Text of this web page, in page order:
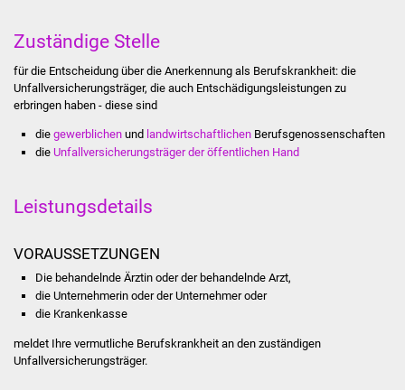
Bürger & Service
Was erledige ich wo
Bildung
Zuständige Stelle
für die Entscheidung über die Anerkennung als Berufskrankheit: die
Unfallversicherungsträger, die auch Entschädigungsleistungen zu
erbringen haben - diese sind
die gewerblichenund landwirtschaftlichenBerufsgenossenschaften
die Unfallversicherungsträger der öffentlichen Hand
Leistungsdetails
VORAUSSETZUNGEN
Die behandelnde Ärztin oder der behandelnde Arzt,
die Unternehmerin oder der Unternehmer oder
die Krankenkasse
meldet Ihre vermutliche Berufskrankheit an den zuständigen
Unfallversicherungsträger.